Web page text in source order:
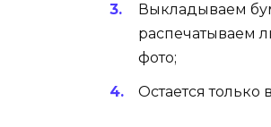
Выкладываем
распечатываем
фото;
Остается